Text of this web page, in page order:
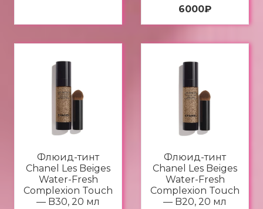
6000₽
Флюид-тинт
Chanel Les Beiges
Water-Fresh
Complexion Touch
— B30, 20 мл
Флюид-тинт
Chanel Les Beiges
Water-Fresh
Complexion Touch
— B20, 20 мл